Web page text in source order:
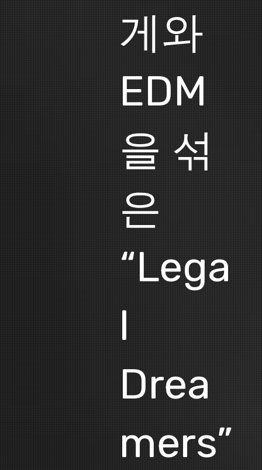
게와
EDM
을 섞
은
“Lega
l
Drea
mers”